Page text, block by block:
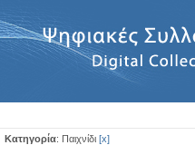
Κατηγορία: Παιχνίδι [x]